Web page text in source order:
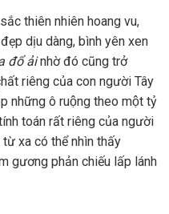
thiên nhiên hoang vu,
dịu dàng, bình yên xen
đổ ảinhờ đó cũng trở
riêng của con người Tây
những ô ruộng theo một tỷ
toán rất riêng của người
từ xa có thể nhìn thấy
gương phản chiếu lấp lánh